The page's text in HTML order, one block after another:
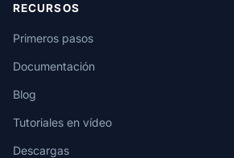
RECURSOS
Primeros pasos
Documentación
Blog
Tutoriales en vídeo
Descargas